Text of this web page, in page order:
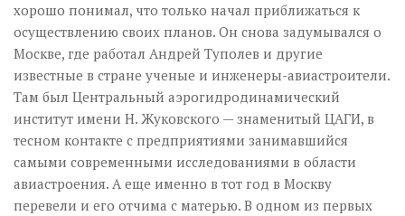
хорошо понимал, что только начал приближаться к
осуществлению своих планов. Он снова задумывался о
Москве, где работал Андрей Туполев и другие
известные в стране ученые и инженеры-авиастроители.
Там был Центральный аэрогид­родинамический
институт имени Н. Жуковского — знаменитый ЦАГИ, в
тесном контакте с предприятиями занимавшийся
самыми современными исследованиями в области
авиастроения. А еще именно в тот год в Москву
перевели и его отчима с матерью. В одном из первых